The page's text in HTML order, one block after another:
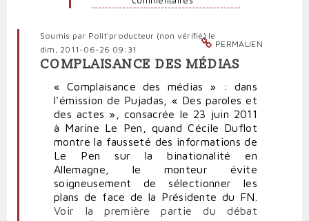
PERMALIEN
Soumis par Polit'producteur (non vérifié)le
dim, 2011-06-26 09:31
COMPLAISANCE DES MÉDIAS
« Complaisance des médias » : dans
l'émission de Pujadas, « Des paroles et
des actes », consacrée le 23 juin 2011
à Marine Le Pen, quand Cécile Duflot
montre la fausseté des informations de
Le Pen sur la binationalité en
Allemagne, le monteur évite
soigneusement de sélectionner les
plans de face de la Présidente du FN.
Voir la première partie du débat